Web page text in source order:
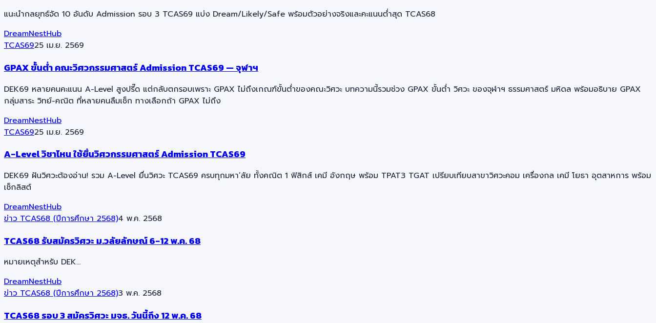
แนะนำกลยุทธ์จัด 10 อันดับ Admission รอบ 3 TCAS69 แบ่ง Dream/Likely/Safe พร้อมตัวอย่างจริงและคะแนนต่ำสุด TCAS68
DreamNestHub
TCAS6925 เม.ย. 2569
GPAX ขั้นต่ำ คณะวิศวกรรมศาสตร์ Admission TCAS69 — จุฬาฯ
DEK69 หลายคนคะแนน A-Level สูงปรี๊ด แต่กลับตกรอบเพราะ GPAX ไม่ถึงเกณฑ์ขั้นต่ำของคณะวิศวะ บทความนี้รวมช่วง GPAX ขั้นต่ำ วิศวะ ของจุฬาฯ ธรรมศาสตร์ มหิดล พร้อมอธิบาย GPAX
กลุ่มสาระ วิทย์-คณิต ที่หลายคนลืมเช็ก ทางเลือกถ้า GPAX ไม่ถึง
DreamNestHub
TCAS6925 เม.ย. 2569
A-Level วิชาไหน ใช้ยื่นวิศวกรรมศาสตร์ Admission TCAS69
DEK69 ฝันวิศวะต้องอ่าน! รวม A-Level ยื่นวิศวะ TCAS69 ครบทุกมหา’ลัย ทั้งคณิต 1 ฟิสิกส์ เคมี อังกฤษ พร้อม TPAT3 TGAT เปรียบเทียบสาขาวิศวะคอม เครื่องกล เคมี โยธา อุตสาหการ พร้อม
เช็กลิสต์
DreamNestHub
ข่าว TCAS68 (ปีการศึกษา 2568)4 พ.ค. 2568
TCAS68 รับสมัครวิศวะ ม.วลัยลักษณ์ 6-12 พ.ค. 68
หมายเหตุสำหรับ DEK…
DreamNestHub
ข่าว TCAS68 (ปีการศึกษา 2568)3 พ.ค. 2568
TCAS68 รอบ 3 สมัครวิศวะ มจธ. วันนี้ถึง 12 พ.ค. 68